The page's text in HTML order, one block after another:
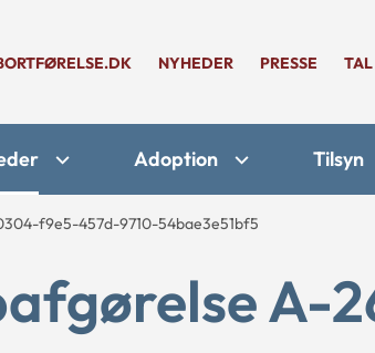
NYHEDER PRESSE
Adoption Tilsyn
f9e5-457d-9710-54bae3e51bf5
A-